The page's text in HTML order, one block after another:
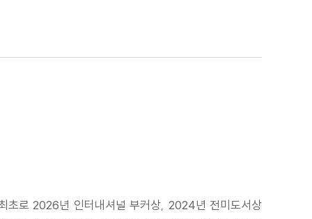
초로 2026년 인터내셔널 부커상, 2024년 전미도서상